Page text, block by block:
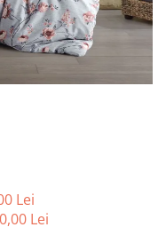
Lei
Lei